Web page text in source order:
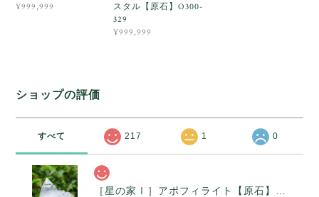
¥999,999
スタル【原石】O300-
329
¥999,999
ショップの評価
すべて 217 1 0